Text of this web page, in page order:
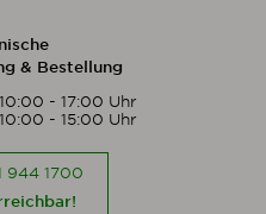
& Bestellung
10:00 - 17:00 Uhr
10:00 - 15:00 Uhr
944 1700